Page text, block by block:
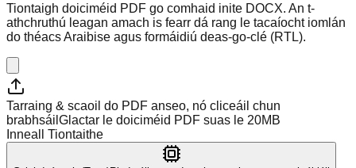
Tiontaigh doiciméid PDF go comhaid inite DOCX. An t-
athchruthú leagan amach is fearr dá rang le tacaíocht iomlán
do théacs Araibise agus formáidiú deas-go-clé (RTL).
Tarraing & scaoil do PDF anseo, nó cliceáil chun
brabhsáil Glactar le doiciméid PDF suas le 20MB
Inneall Tiontaithe